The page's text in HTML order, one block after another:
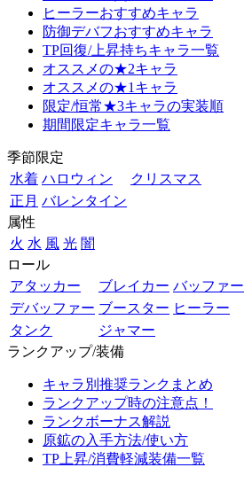
ヒーラーおすすめキャラ
防御デバフおすすめキャラ
TP回復/上昇持ちキャラ一覧
オススメの★2キャラ
オススメの★1キャラ
限定/恒常★3キャラの実装順
期間限定キャラ一覧
季節限定
水着 ハロウィン
クリスマス
正月 バレンタイン
属性
火 水 風 光 闇
ロール
アタッカー
ブレイカー バッファー
デバッファー ブースター ヒーラー
タンク
ジャマー
ランクアップ/装備
キャラ別推奨ランクまとめ
ランクアップ時の注意点！
ランクボーナス解説
原鉱の入手方法/使い方
TP上昇/消費軽減装備一覧